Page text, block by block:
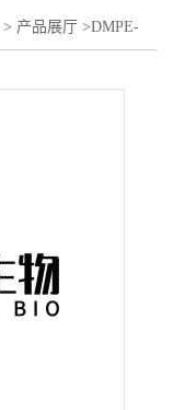
> 产品展厅 >DMPE-